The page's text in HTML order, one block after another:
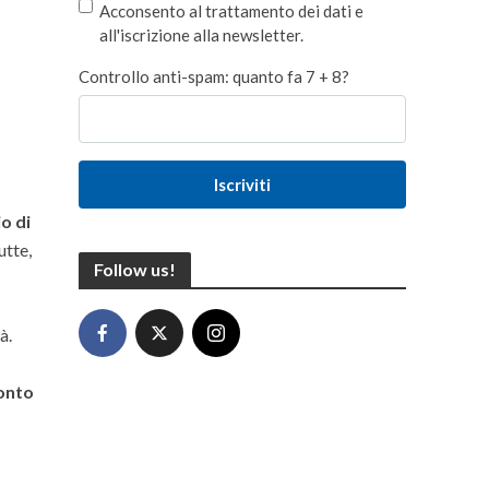
di
Acconsento al trattamento dei dati e
all'iscrizione alla newsletter.
Controllo anti-spam: quanto fa 7 + 8?
Iscriviti
Follow us!